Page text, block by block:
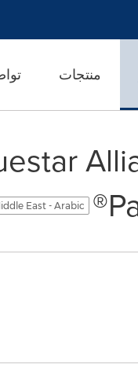
منتجات
East - Arabic